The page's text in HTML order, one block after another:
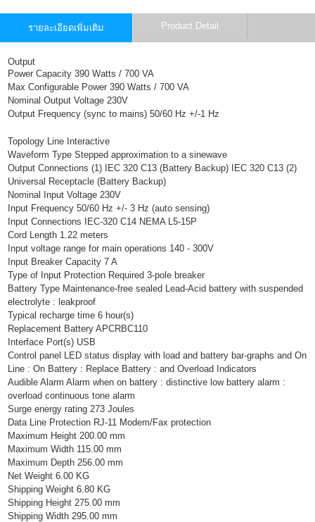
รายละเอียดเพิ่มเติม Product Detail
Output
Power Capacity 390 Watts / 700 VA
Max Configurable Power 390 Watts / 700 VA
Nominal Output Voltage 230V
Output Frequency (sync to mains) 50/60 Hz +/-1 Hz
Topology Line Interactive
Waveform Type Stepped approximation to a sinewave
Output Connections (1) IEC 320 C13 (Battery Backup) IEC 320 C13 (2)
Universal Receptacle (Battery Backup)
Nominal Input Voltage 230V
Input Frequency 50/60 Hz +/- 3 Hz (auto sensing)
Input Connections IEC-320 C14 NEMA L5-15P
Cord Length 1.22 meters
Input voltage range for main operations 140 - 300V
Input Breaker Capacity 7 A
Type of Input Protection Required 3-pole breaker
Battery Type Maintenance-free sealed Lead-Acid battery with suspended
electrolyte : leakproof
Typical recharge time 6 hour(s)
Replacement Battery APCRBC110
Interface Port(s) USB
Control panel LED status display with load and battery bar-graphs and On
Line : On Battery : Replace Battery : and Overload Indicators
Audible Alarm Alarm when on battery : distinctive low battery alarm :
overload continuous tone alarm
Surge energy rating 273 Joules
Data Line Protection RJ-11 Modem/Fax protection
Maximum Height 200.00 mm
Maximum Width 115.00 mm
Maximum Depth 256.00 mm
Net Weight 6.00 KG
Shipping Weight 6.80 KG
Shipping Height 275.00 mm
Shipping Width 295.00 mm